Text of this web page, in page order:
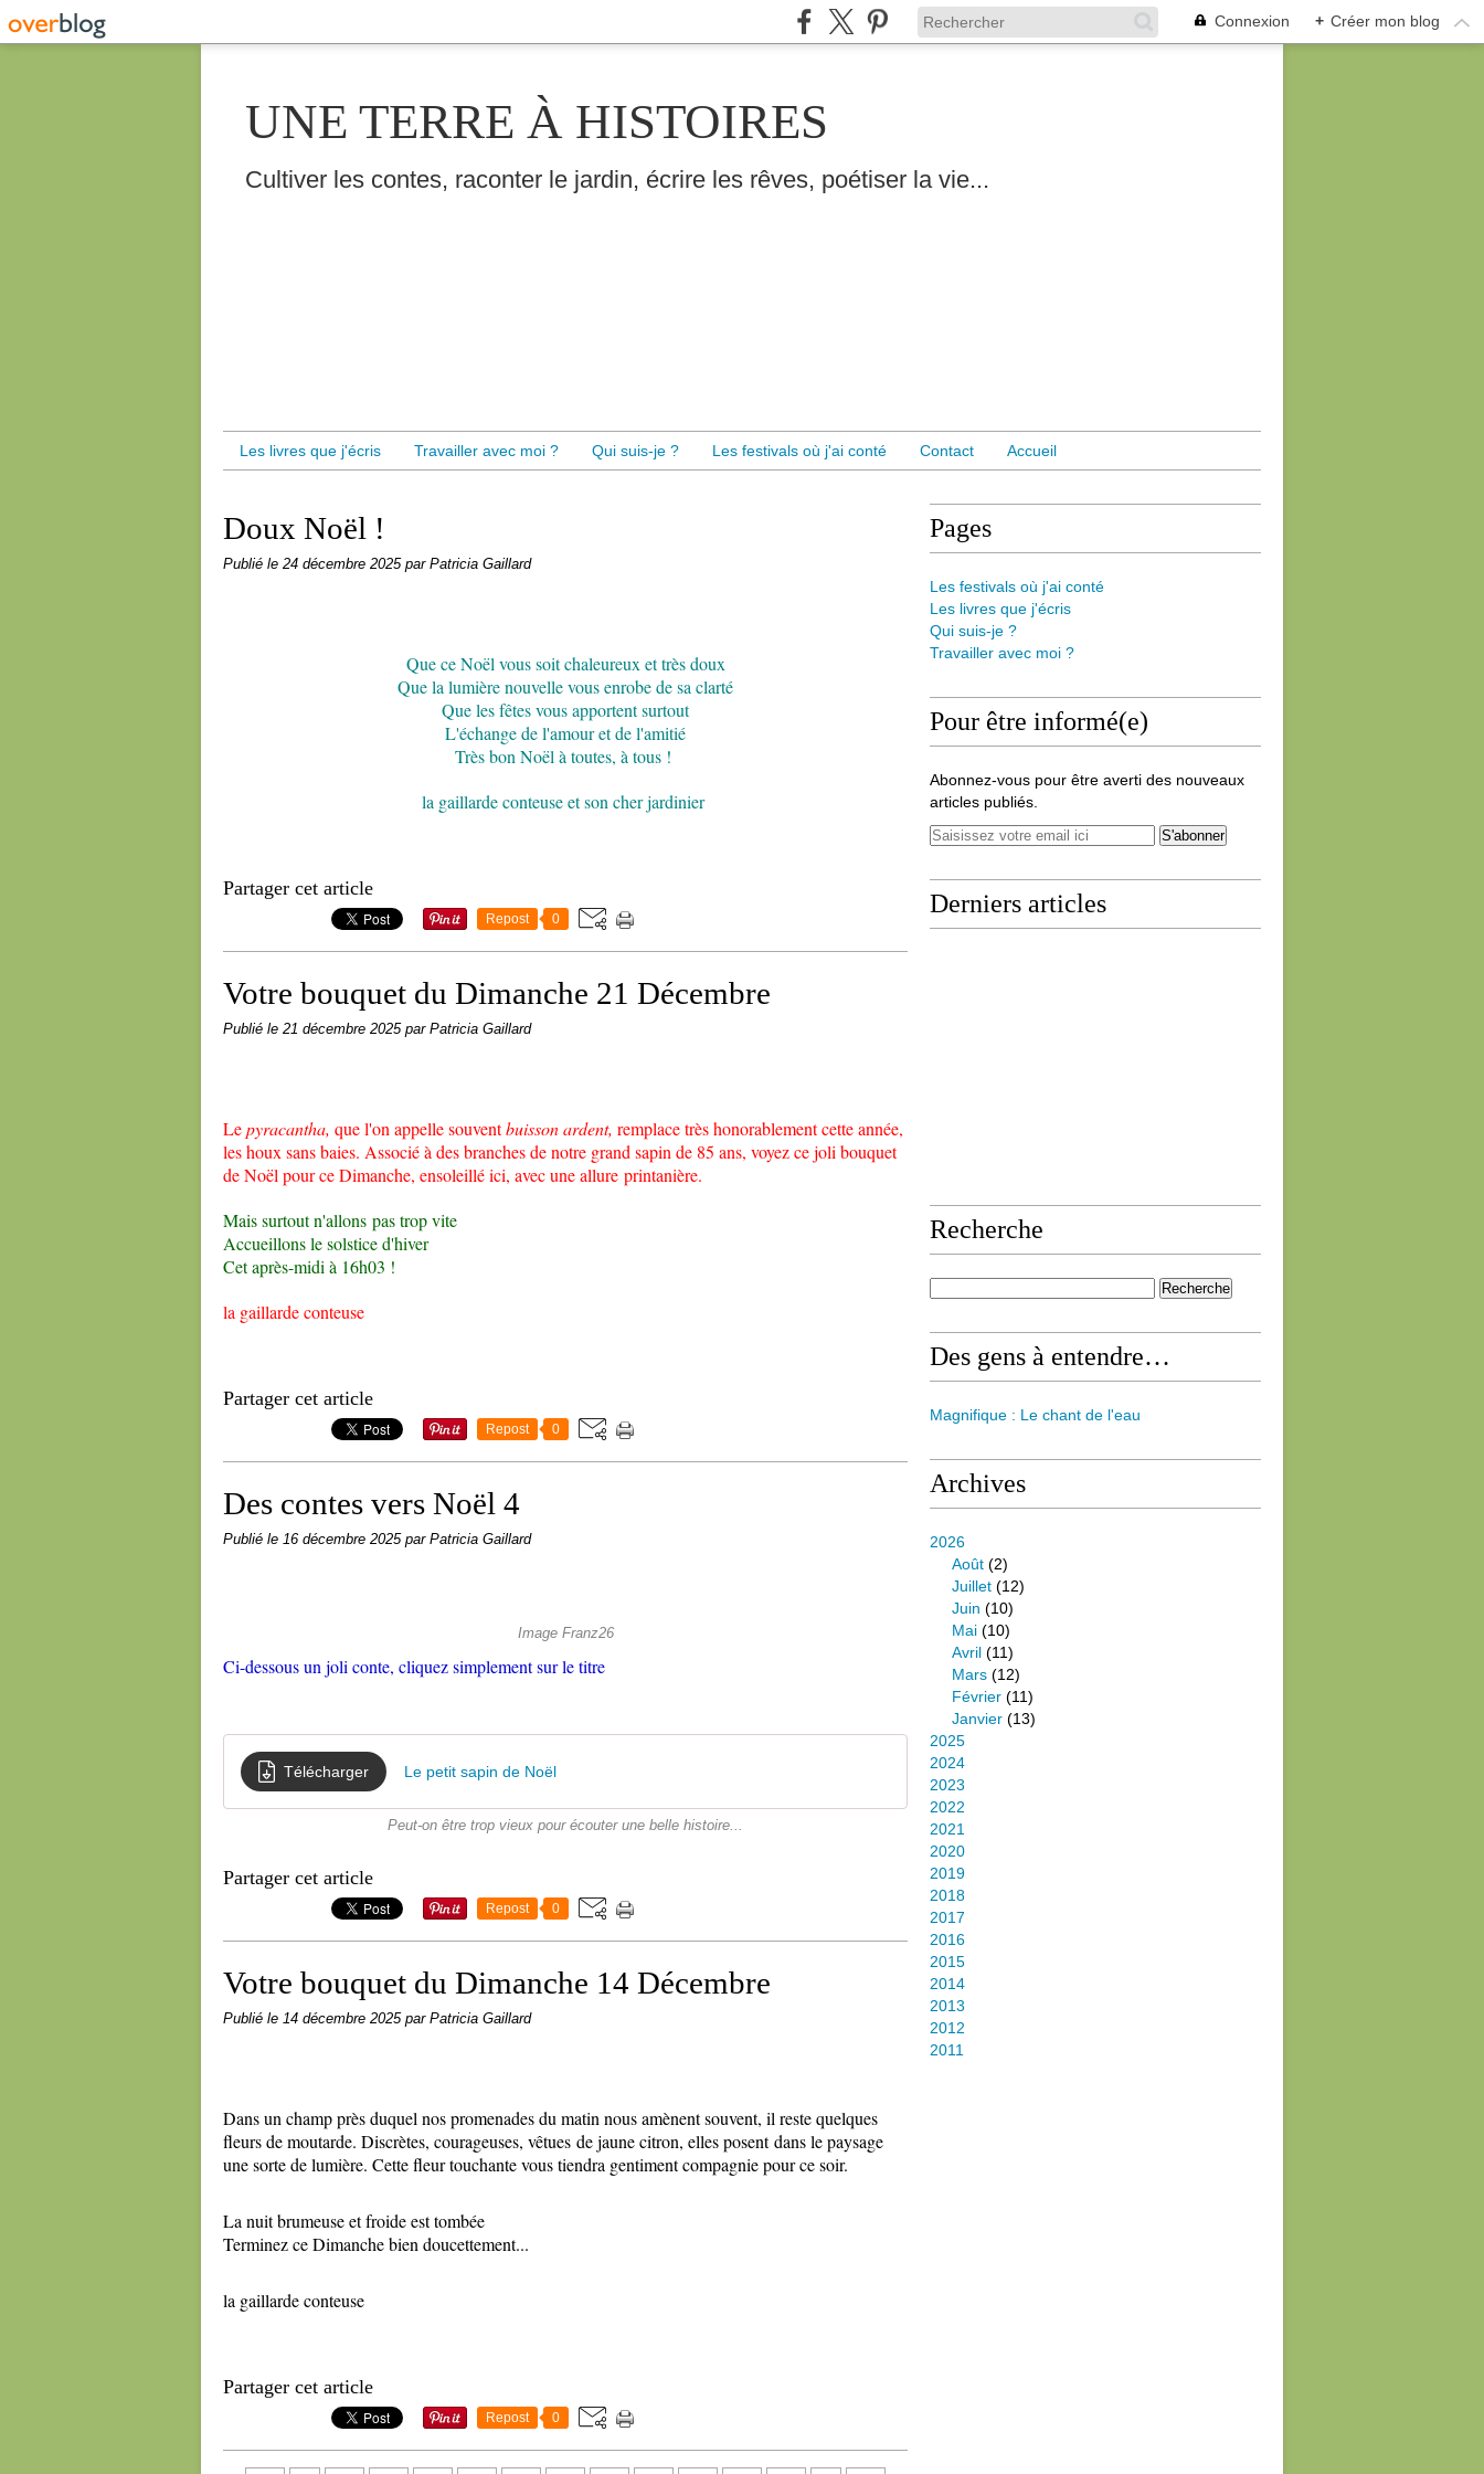
Connexion + Créer mon blog
UNE TERRE À HISTOIRES
Cultiver les contes, raconter le jardin, écrire les rêves, poétiser la vie...
Les livres que j'écris Travailler avec moi ? Qui suis-je ? Les festivals où j'ai conté Contact Accueil
Doux Noël !
Publié le 24 décembre 2025 par Patricia Gaillard
Que ce Noël vous soit chaleureux et très doux
Que la lumière nouvelle vous enrobe de sa clarté
Que les fêtes vous apportent surtout
L'échange de l'amour et de l'amitié
Très bon Noël à toutes, à tous !
la gaillarde conteuse et son cher jardinier
Partager cet article
Repost 0
Votre bouquet du Dimanche 21 Décembre
Publié le 21 décembre 2025 par Patricia Gaillard
Lepyracantha, que l'on appelle souventbuisson ardent, remplace très honorablement cette année,
les houx sans baies. Associé à des branches de notre grand sapin de 85 ans, voyez ce joli bouquet
de Noël pour ce Dimanche, ensoleillé ici, avec une allure printanière.
Mais surtout n'allons pas trop vite
Accueillons le solstice d'hiver
Cet après-midi à 16h03 !
la gaillarde conteuse
Partager cet article
Repost 0
Des contes vers Noël 4
Publié le 16 décembre 2025 par Patricia Gaillard
Image Franz26
Ci-dessous un joli conte, cliquez simplement sur le titre
Télécharger Le petit sapin de Noël
Peut-on être trop vieux pour écouter une belle histoire...
Partager cet article
Repost 0
Votre bouquet du Dimanche 14 Décembre
Publié le 14 décembre 2025 par Patricia Gaillard
Dans un champ près duquel nos promenades du matin nous amènent souvent, il reste quelques
fleurs de moutarde. Discrètes, courageuses, vêtues de jaune citron, elles posent dans le paysage
une sorte de lumière. Cette fleur touchante vous tiendra gentiment compagnie pour ce soir.
La nuit brumeuse et froide est tombée
Terminez ce Dimanche bien doucettement...
la gaillarde conteuse
Partager cet article
Repost 0
Pages
Les festivals où j'ai conté
Les livres que j'écris
Qui suis-je ?
Travailler avec moi ?
Pour être informé(e)
Abonnez-vous pour être averti des nouveaux
articles publiés.
Derniers articles
Recherche
Des gens à entendre…
Magnifique : Le chant de l'eau
Archives
2026
Août (2)
Juillet (12)
Juin (10)
Mai (10)
Avril (11)
Mars (12)
Février (11)
Janvier (13)
2025
2024
2023
2022
2021
2020
2019
2018
2017
2016
2015
2014
2013
2012
2011